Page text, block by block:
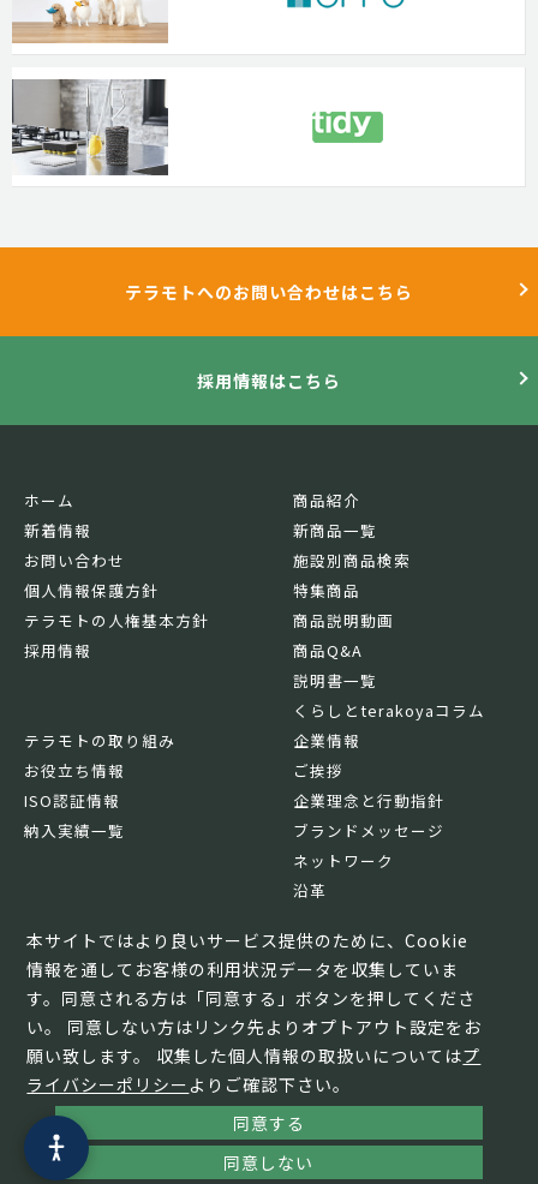
本サイトではより良いサービス提供のために、Cookie
情報を通してお客様の利用状況データを収集していま
す。同意される方は「同意する」ボタンを押してくださ
い。 同意しない方はリンク先よりオプトアウト設定をお
願い致します。 収集した個人情報の取扱いについてはプ
ライバシーポリシー よりご確認下さい。
同意する
同意しない
テラモトへのお問い合わせはこちら
採用情報はこちら
ホーム
新着情報
お問い合わせ
個人情報保護方針
テラモトの人権基本方針
採用情報
商品紹介
新商品一覧
施設別商品検索
特集商品
商品説明動画
商品Q&A
説明書一覧
くらしとterakoyaコラム
テラモトの取り組み
お役立ち情報
ISO認証情報
納入実績一覧
企業情報
ご挨拶
企業理念と行動指針
ブランドメッセージ
ネットワーク
沿革
© TERAMOTO All Rights Reserved.